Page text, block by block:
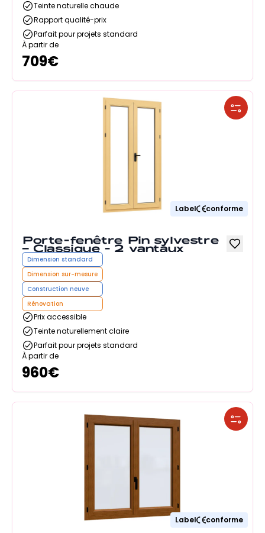
Teinte naturelle chaude
Rapport qualité-prix
Parfait pour projets standard
À partir de
709€
Label conforme
Porte-fenêtre Pin sylvestre
– Classique - 2 vantaux
Dimension standard
Dimension sur-mesure
Construction neuve
Rénovation
Prix accessible
Teinte naturellement claire
Parfait pour projets standard
À partir de
960€
Label conforme